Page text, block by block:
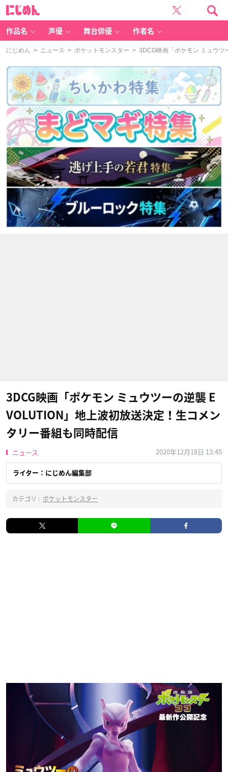
作品名 声優 舞台俳優 作者名
にじめん > ニュース > ポケットモンスター > 3DCG映画「ポケモン ミュウツ
3DCG映画「ポケモン ミュウツーの逆襲 E
VOLUTION」地上波初放送決定！生コメン
タリー番組も同時配信
ニュース 2020年12月18日 13:45
ライター：にじめん編集部
カテゴリ : ポケットモンスター